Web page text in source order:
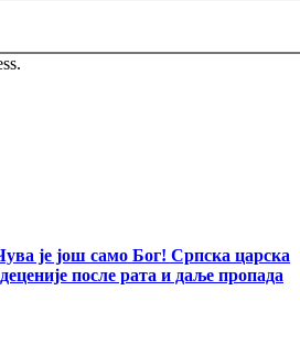
је још само Бог! Српска царска
после рата и даље пропада